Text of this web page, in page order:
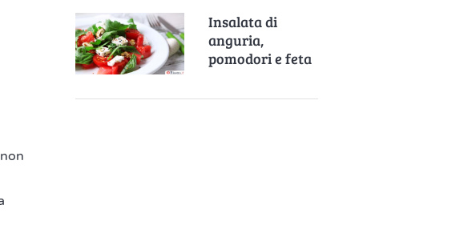
Insalata di
anguria,
pomodori e feta